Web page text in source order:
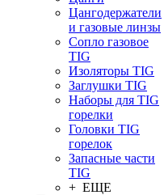
Цангодержатели
и газовые линзы
Сопло газовое
TIG
Изоляторы TIG
Заглушки TIG
Наборы для TIG
горелки
Головки TIG
горелок
Запасные части
TIG
+ ЕЩЕ